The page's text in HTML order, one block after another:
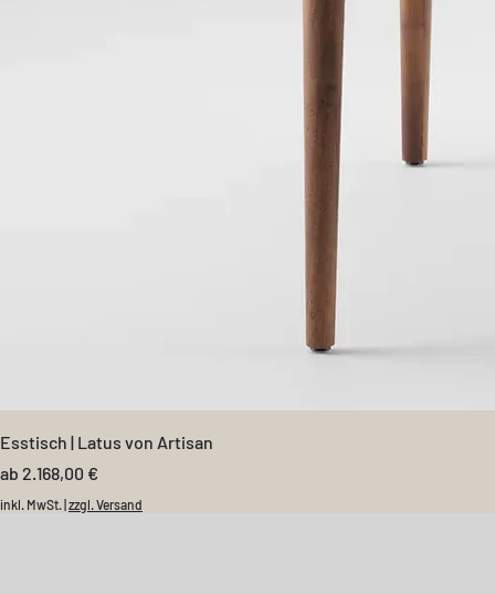
Esstisch | Latus von Artisan
ab 2.168,00 €
Sale-Preis
inkl. MwSt. zzgl. Versand